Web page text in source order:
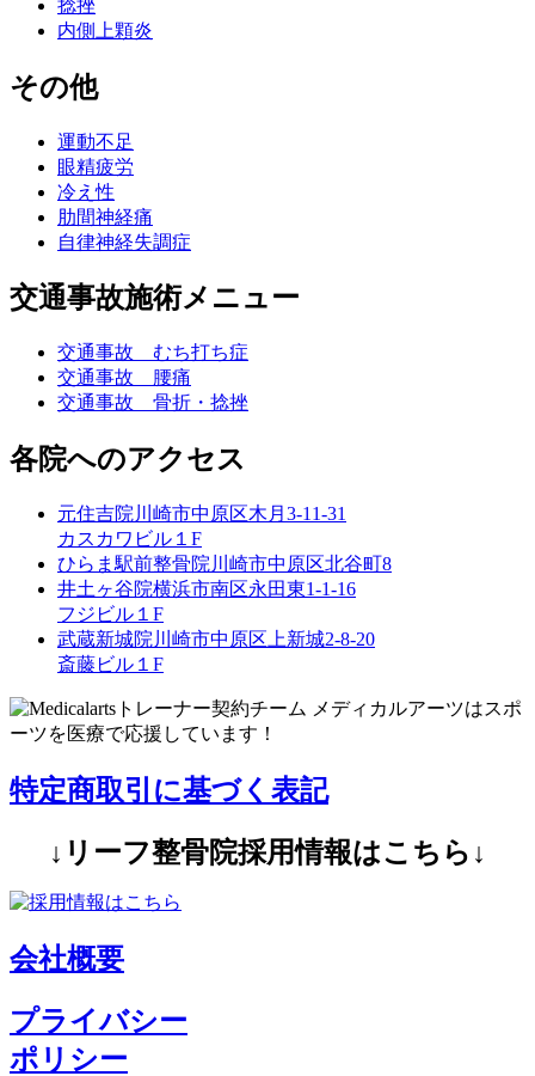
捻挫
内側上顆炎
その他
運動不足
眼精疲労
冷え性
肋間神経痛
自律神経失調症
交通事故施術メニュー
交通事故 むち打ち症
交通事故 腰痛
交通事故 骨折・捻挫
各院へのアクセス
元住吉院 川崎市中原区木月3-11-31
カスカワビル１F
ひらま駅前整骨院 川崎市中原区北谷町8
井土ヶ谷院横浜市南区永田東1-1-16
フジビル１F
武蔵新城院 川崎市中原区上新城2-8-20
斎藤ビル１F
特定商取引に基づく表記
↓リーフ整骨院採用情報はこちら↓
会社概要
プライバシー
ポリシー